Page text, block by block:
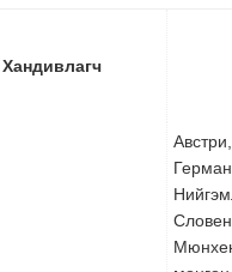
Хандивлагч